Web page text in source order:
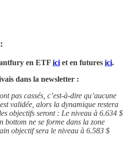
en ETF ici et en futures ici.
dans la newsletter :
pas cassés, c’est-à-dire qu’aucune
validée, alors la dynamique restera
objectifs seront : Le niveau à 6.634 $
bottom ne se forme dans la zone
objectif sera le niveau à 6.583 $